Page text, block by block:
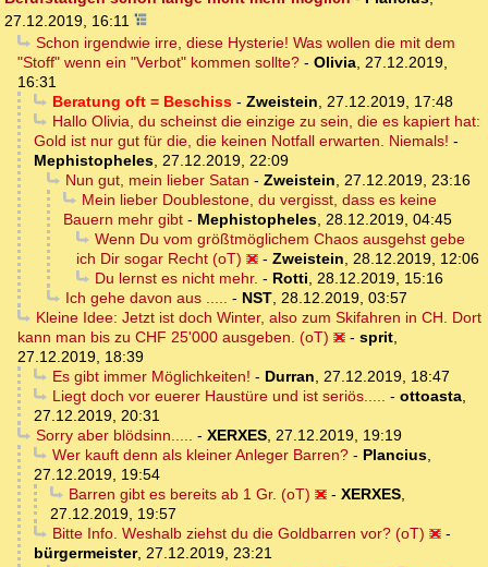
27.12.2019, 16:11
Schon irgendwie irre, diese Hysterie! Was wollen die mit dem
"Stoff" wenn ein "Verbot" kommen sollte? - Olivia 27.12.2019,
16:31
Beratung oft = Beschiss- Zweistein
27.12.2019, 17:48
Hallo Olivia, du scheinst die einzige zu sein, die es kapiert hat:
Gold ist nur gut für die, die keinen Notfall erwarten. Niemals! -
Mephistopheles 27.12.2019, 22:09
Nun gut, mein lieber Satan - Zweistein
27.12.2019, 23:16
Mein lieber Doublestone, du vergisst, dass es keine
Bauern mehr gibt - Mephistopheles 28.12.2019, 04:45
Wenn Du vom größtmöglichem Chaos ausgehst gebe
ich Dir sogar Recht (oT)
- Zweistein
28.12.2019, 12:06
Du lernst es nicht mehr. - Rotti
28.12.2019, 15:16
Ich gehe davon aus .....
- NST, 28.12.2019, 03:57
Kleine Idee: Jetzt ist doch Winter, also zum Skifahren in CH. Dort
kann man bis zu CHF 25'000 ausgeben. (oT)
- sprit
27.12.2019, 18:39
Es gibt immer Möglichkeiten! - Durran
27.12.2019, 18:47
Liegt doch vor euerer Haustüre und ist seriös.....
- ottoasta,
27.12.2019, 20:31
Sorry aber blödsinn.....
- XERXES, 27.12.2019, 19:19
Wer kauft denn als kleiner Anleger Barren?- Plancius,
27.12.2019, 19:54
Barren gibt es bereits ab 1 Gr. (oT)
- XERXES,
27.12.2019, 19:57
Bitte Info. Weshalb ziehst du die Goldbarren vor? (oT)
-
bürgermeister, 27.12.2019, 23:21